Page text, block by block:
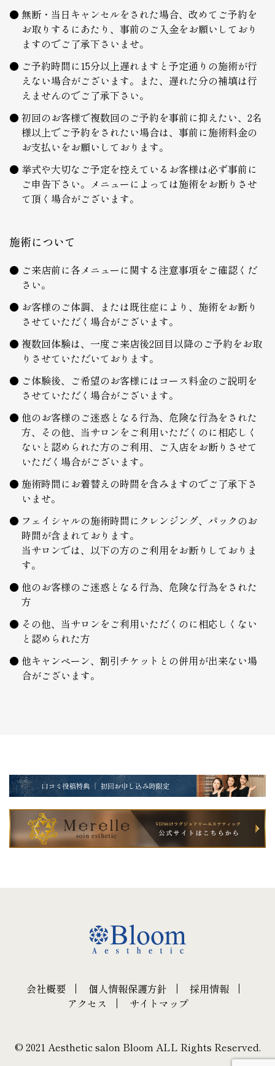
無断・当日キャンセルをされた場合、改めてご予約を
お取りするにあたり、事前のご入金をお願いしており
ますのでご了承下さいませ。
ご予約時間に15分以上遅れますと予定通りの施術が行
えない場合がございます。また、遅れた分の補填は行
えませんのでご了承下さい。
初回のお客様で複数回のご予約を事前に抑えたい、2名
様以上でご予約をされたい場合は、事前に施術料金の
お支払いをお願いしております。
挙式や大切なご予定を控えているお客様は必ず事前に
ご申告下さい。メニューによっては施術をお断りさせ
て頂く場合がございます。
施術について
ご来店前に各メニューに関する注意事項をご確認くだ
さい。
お客様のご体調、または既往症により、施術をお断り
させていただく場合がございます。
複数回体験は、一度ご来店後2回目以降のご予約をお取
りさせていただいております。
ご体験後、ご希望のお客様にはコース料金のご説明を
させていただく場合がございます。
他のお客様のご迷惑となる行為、危険な行為をされた
方、その他、当サロンをご利用いただくのに相応しく
ないと認められた方のご利用、ご入店をお断りさせて
いただく場合がございます。
施術時間にお着替えの時間を含みますのでご了承下さ
いませ。
フェイシャルの施術時間にクレンジング、パックのお
時間が含まれております。
当サロンでは、以下の方のご利用をお断りしておりま
す。
他のお客様のご迷惑となる行為、危険な行為をされた
方
その他、当サロンをご利用いただくのに相応しくない
と認められた方
他キャンペーン、割引チケットとの併用が出来ない場
合がございます。
会社概要 個人情報保護方針
採用情報
アクセス
サイトマップ
© 2021 Aesthetic salon Bloom ALL Rights Reserved.